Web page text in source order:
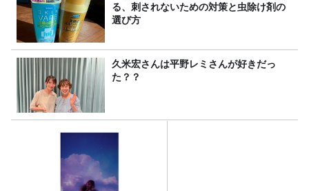
る、刺されないための対策と虫除け剤の
選び方
久米宏さんは平野レミさんが好きだっ
た？？